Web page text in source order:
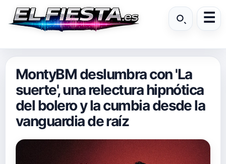
MontyBM deslumbra con 'La
suerte', una relectura hipnótica
del bolero y la cumbia desde la
vanguardia de raíz